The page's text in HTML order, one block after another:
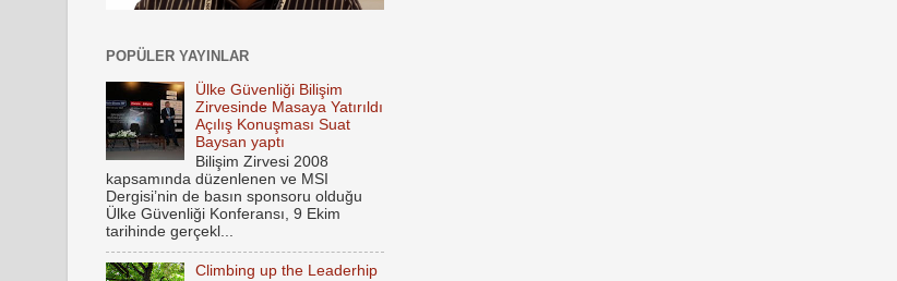
POPÜLER YAYINLAR
Ülke Güvenliği Bilişim
Zirvesinde Masaya Yatırıldı
Açılış Konuşması Suat
Baysan yaptı
Bilişim Zirvesi 2008
kapsamında düzenlenen ve MSI
Dergisi’nin de basın sponsoru olduğu
Ülke Güvenliği Konferansı, 9 Ekim
tarihinde gerçekl...
Climbing up the Leaderhip